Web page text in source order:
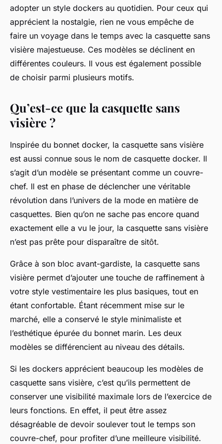
adopter un style dockers au quotidien. Pour ceux qui
apprécient la nostalgie, rien ne vous empêche de
faire un voyage dans le temps avec la casquette sans
visière majestueuse. Ces modèles se déclinent en
différentes couleurs. Il vous est également possible
de choisir parmi plusieurs motifs.
Qu’est-ce que la casquette sans
visière ?
Inspirée du bonnet docker, la casquette sans visière
est aussi connue sous le nom de casquette docker. Il
s’agit d’un modèle se présentant comme un couvre-
chef. Il est en phase de déclencher une véritable
révolution dans l’univers de la mode en matière de
casquettes. Bien qu’on ne sache pas encore quand
exactement elle a vu le jour, la casquette sans visière
n’est pas prête pour disparaître de sitôt.
Grâce à son bloc avant-gardiste, la casquette sans
visière permet d’ajouter une touche de raffinement à
votre style vestimentaire les plus basiques, tout en
étant confortable. Étant récemment mise sur le
marché, elle a conservé le style minimaliste et
l’esthétique épurée du bonnet marin. Les deux
modèles se différencient au niveau des détails.
Si les dockers apprécient beaucoup les modèles de
casquette sans visière, c’est qu’ils permettent de
conserver une visibilité maximale lors de l’exercice de
leurs fonctions. En effet, il peut être assez
désagréable de devoir soulever tout le temps son
couvre-chef, pour profiter d’une meilleure visibilité.